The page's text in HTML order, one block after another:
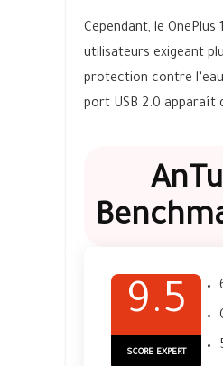
Cependant, le
utilisateurs exigeant
protection contre
port USB 2.0 apparaît
9.5
SCORE EXPERT